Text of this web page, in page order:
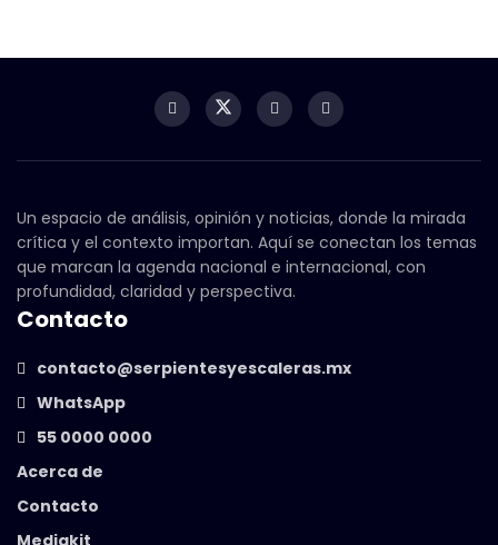
Un espacio de análisis, opinión y noticias, donde la mirada
crítica y el contexto importan. Aquí se conectan los temas
que marcan la agenda nacional e internacional, con
profundidad, claridad y perspectiva.
Contacto
contacto@serpientesyescaleras.mx
WhatsApp
55 0000 0000
Acerca de
Contacto